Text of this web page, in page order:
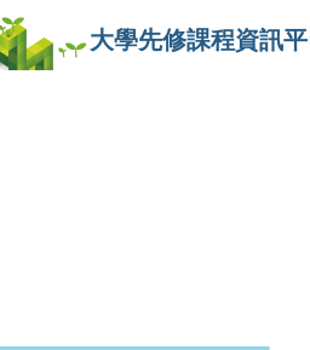
大學先修課程資訊